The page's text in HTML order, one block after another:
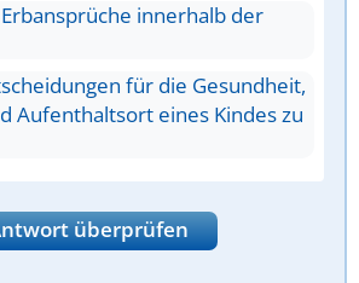
innerhalb der
für die Gesundheit,
Aufenthaltsort eines Kindes zu
überprüfen